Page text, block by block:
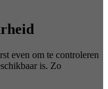
even om te controleren
is. Zo